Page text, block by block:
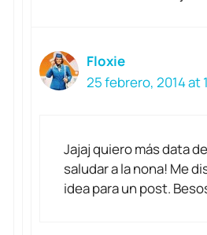
Floxie
25 febrero, 2014 at
Jajaj quiero más data
saludar a la nona! Me
idea para un post.